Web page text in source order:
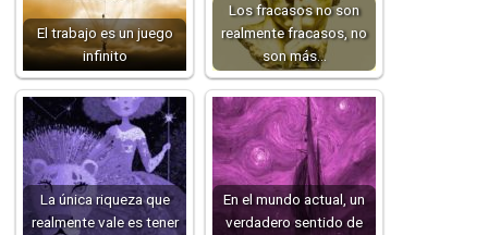
El trabajo es un juego
infinito
Los fracasos no son
realmente fracasos, no
son más…
La única riqueza que
realmente vale es tener
En el mundo actual, un
verdadero sentido de